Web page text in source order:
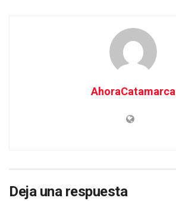
AhoraCatamarca
Deja una respuesta